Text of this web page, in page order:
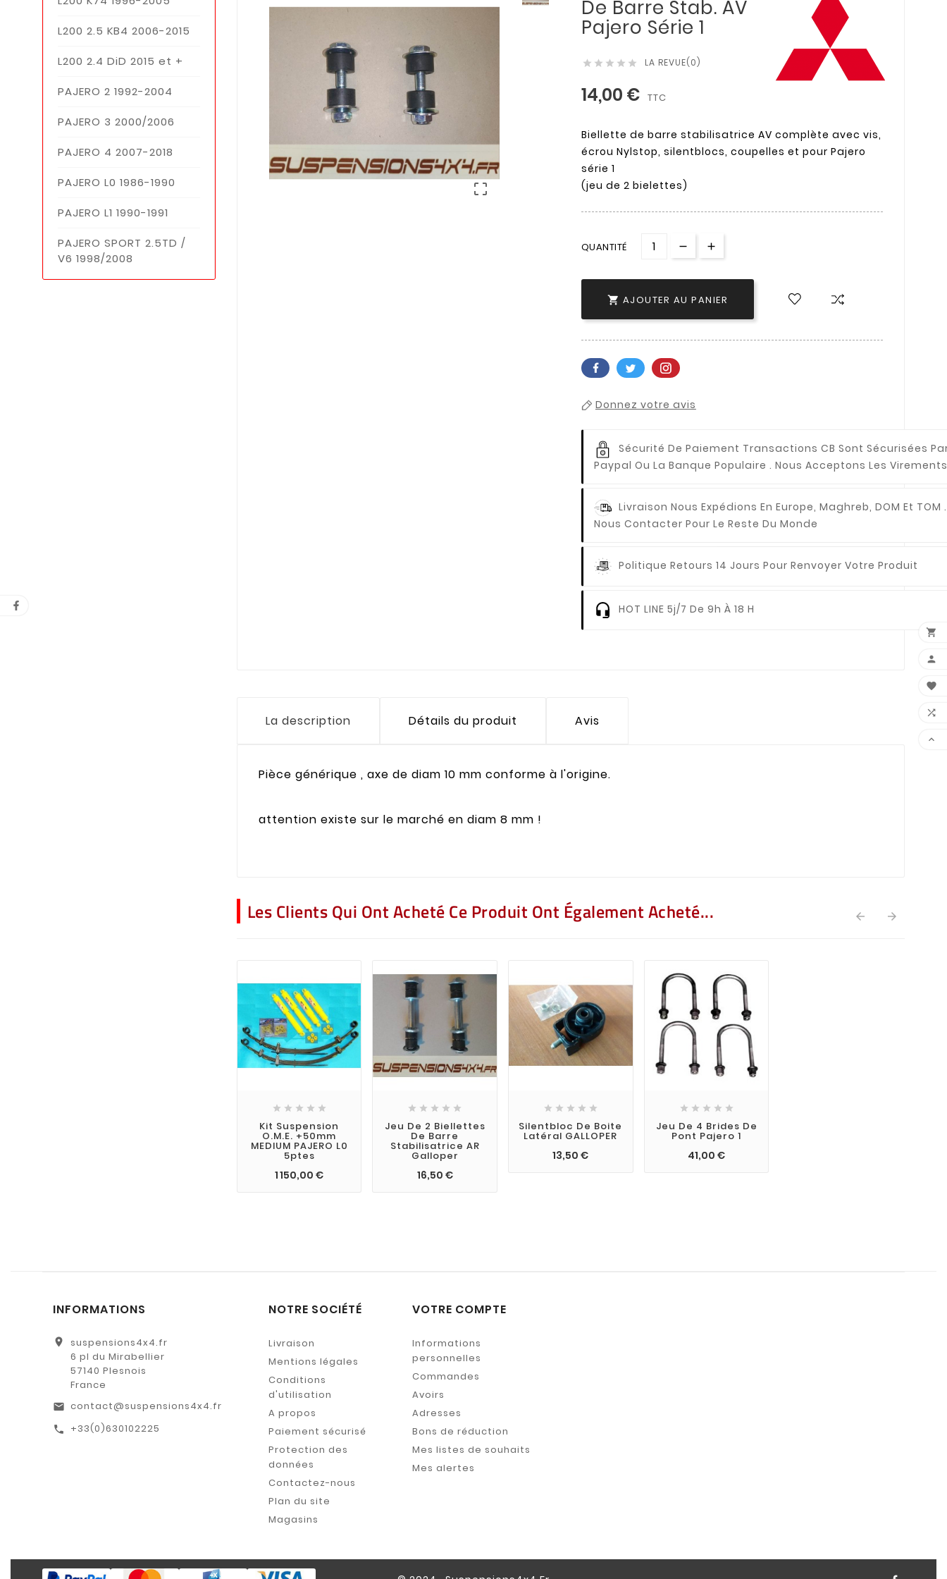
L200 2.5 KB4 2006-2015
L200 2.4 DiD 2015 et +
PAJERO 2 1992-2004
PAJERO 3 2000/2006
PAJERO 4 2007-2018
PAJERO L0 1986-1990
PAJERO L1 1990-1991
PAJERO SPORT 2.5TD /
V6 1998/2008

De Barre Stab. AV
Pajero Série 1
     LA REVUE(0)
14,00 € TTC
Biellette de barre stabilisatrice AV complète avec vis,
écrou Nylstop, silentblocs, coupelles et pour Pajero
série 1
(jeu de 2 bielettes)
QUANTITÉ
 AJOUTER AU PANIER
Donnez votre avis
Sécurité De Paiement Transactions CB Sont Sécurisées
Paypal Ou La Banque Populaire . Nous Acceptons Les
Livraison Nous Expédions En Europe, Maghreb, DOM Et TOM .
Nous Contacter Pour Le Reste Du Monde
Politique Retours 14 Jours Pour Renvoyer Votre Produit
HOT LINE 5j/7 De 9h À 18 H
La description Détails du produit Avis
Pièce générique , axe de diam 10 mm conforme à l'origine.
attention existe sur le marché en diam 8 mm !
Les Clients Qui Ont Acheté Ce Produit Ont Également Acheté...  
    
Kit Suspension
O.M.E. +50mm
MEDIUM PAJERO L0
5ptes
1 150,00 €
    
Jeu De 2 Biellettes
De Barre
Stabilisatrice AR
Galloper
16,50 €
    
Silentbloc De Boite
Latéral GALLOPER
13,50 €
    
Jeu De 4 Brides De
Pont Pajero 1
41,00 €
INFORMATIONS
location_on
suspensions4x4.fr
6 pl du Mirabellier
57140 Plesnois
France
email contact@suspensions4x4.fr
call +33(0)630102225
NOTRE SOCIÉTÉ
Livraison
Mentions légales
Conditions
d'utilisation
A propos
Paiement sécurisé
Protection des
données
Contactez-nous
Plan du site
Magasins
VOTRE COMPTE
Informations
personnelles
Commandes
Avoirs
Adresses
Bons de réduction
Mes listes de souhaits
Mes alertes




